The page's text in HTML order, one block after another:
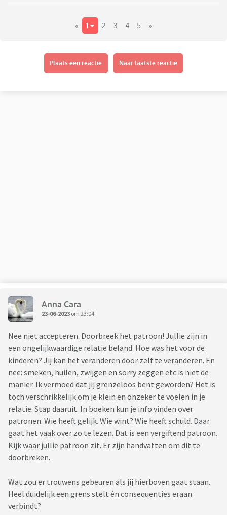
« 1 2 3 4 5 »
Plaats een reactie Naar laatste reactie
Anna Cara
23-06-2023 om 23:04
Nee niet accepteren. Doorbreek het patroon! Jullie zijn in
een ongelijkwaardige relatie beland. Hoe was het voor de
kinderen? Jij kan het veranderen door zelf te veranderen. En
nee: smeken, huilen, zwijgen en sorry zeggen etc is niet de
manier. Ik vermoed dat jij grenzeloos bent geworden? Het is
toch verschrikkelijk om je klein en onzeker te voelen in je
relatie. Stap daaruit. In boeken kun je info vinden over
patronen. Wie heeft gelijk. Wie wint? Wie heeft schuld. Daar
gaat het vaak over zo te lezen. Dat is een vergiftend patroon.
Kijk waar jullie patroon zit. Er zijn handvatten om dit te
doorbreken.
Wat zou er trouwens gebeuren als jij hierboven gaat staan.
Heel duidelijk een grens stelt én consequenties eraan
verbindt?